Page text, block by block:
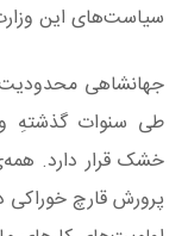
سیاست‌های این
جهانشاهی
طی سنوات گذشتهِ
خشک قرار دارد.
پرورش قارچ خوراکی